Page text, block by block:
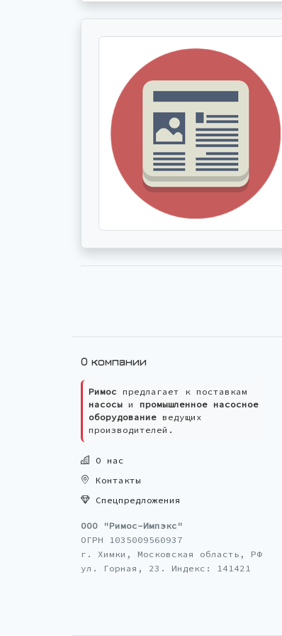
О компании
Римос предлагает к поставкам
насосы и промышленное насосное
оборудование ведущих
производителей.
О нас
Контакты
Спецпредложения
ООО "Римос-Импэкс"
ОГРН 1035009560937
г. Химки, Московская область, РФ
ул. Горная, 23. Индекс: 141421